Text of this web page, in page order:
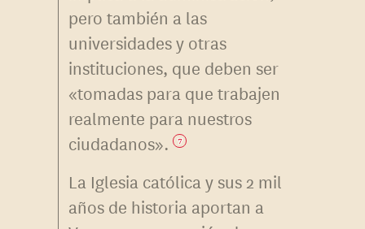
pero también a las
universidades y otras
instituciones, que deben ser
«tomadas para que trabajen
realmente para nuestros
ciudadanos». 7
La Iglesia católica y sus 2 mil
años de historia aportan a